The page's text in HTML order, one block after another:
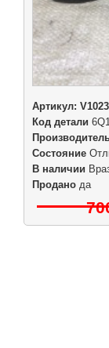
Артикул: V1023
Код детали
Состояние
В наличии
Продано да